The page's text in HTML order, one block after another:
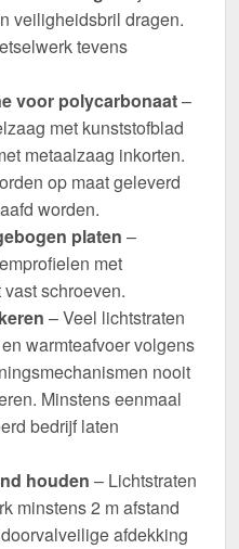
veiligheidsbril dragen.
tevens
voor polycarbonaat–
met kunststofblad
metaalzaag inkorten.
op maat geleverd
worden.
platen –
met
schroeven.
– Veel lichtstraten
warmteafvoer volgens
nooit
Minstens eenmaal
bedrijf laten
houden – Lichtstraten
minstens 2 m afstand
afdekking